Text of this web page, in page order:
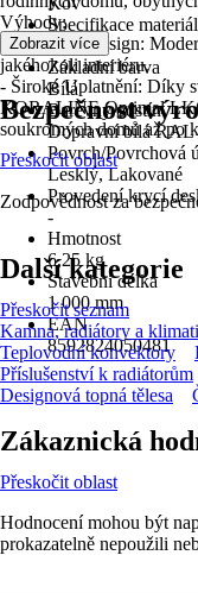
Specifikace
Ocel
Základní barva
Bílá
Barevný odstín
Dopravní bílá RAL
Povrch/Povrchová
Lesklý, Lakované
Provedení krycí
-
Hmotnost
6,25 kg
Stavební délka
1 000 mm
EAN
8592824050481
Výhody:
- Elegantní Design:
jakéhokoli interiéru.
- Široké Uplatnění: Díky
KORALINE Optimal
soukromých domů až po
Zobrazit více
Bezpečnost
Přeskočit oblast
Zodpovědnost za
Další kategorie
Přeskočit seznam
Kamna, radiátory a
Teplovodní konvektory
Příslušenství k radiátorům
Designová topná tělesa
Zákaznická
Přeskočit oblast
Hodnocení mohou být
prokazatelně nepoužili